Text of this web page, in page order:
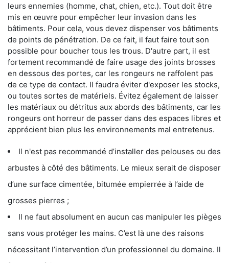
leurs ennemies (homme, chat, chien, etc.). Tout doit être
mis en œuvre pour empêcher leur invasion dans les
bâtiments. Pour cela, vous devez dispenser vos bâtiments
de points de pénétration. De ce fait, il faut faire tout son
possible pour boucher tous les trous. D'autre part, il est
fortement recommandé de faire usage des joints brosses
en dessous des portes, car les rongeurs ne raffolent pas
de ce type de contact. Il faudra éviter d'exposer les stocks,
ou toutes sortes de matériels. Évitez également de laisser
les matériaux ou détritus aux abords des bâtiments, car les
rongeurs ont horreur de passer dans des espaces libres et
apprécient bien plus les environnements mal entretenus.
Il n'est pas recommandé d’installer des pelouses ou des
arbustes à côté des bâtiments. Le mieux serait de disposer
d’une surface cimentée, bitumée empierrée à l’aide de
grosses pierres ;
Il ne faut absolument en aucun cas manipuler les pièges
sans vous protéger les mains. C’est là une des raisons
nécessitant l’intervention d’un professionnel du domaine. Il